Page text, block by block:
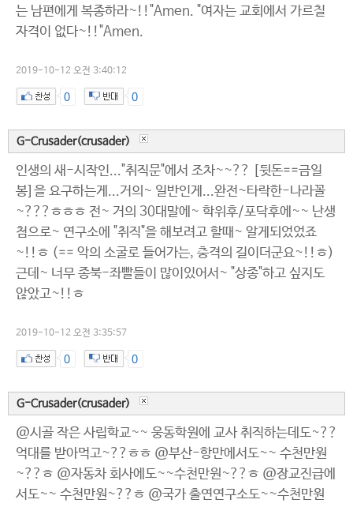
는 남편에게 복종하라~!!"Amen. "여자는 교회에서 가르칠
자격이 없다~!!"Amen.
2019-10-12 오전 3:40:12
0 0
G-Crusader(crusader)
인생의 새-시작인..."취직문"에서 조차~~?? [뒷돈==금일
봉]을 요구하는게...거의~ 일반인게...완전~타락한-나라꼴
~???ㅎㅎㅎ 전~ 거의 30대말에~ 학위후/포닥후에~~ 난생
첨으로~ 연구소에 "취직"을 해보려고 할때~ 알게되었었죠
~!!ㅎ (== 악의 소굴로 들어가는, 충격의 길이더군요~!!ㅎ)
근데~ 너무 종북-좌빨들이 많이있어서~ "상종"하고 싶지도
않았고~!!ㅎ
2019-10-12 오전 3:35:57
0 0
G-Crusader(crusader)
@시골 작은 사립학교~~ 웅동학원에 교사 취직하는데도~??
억대를 받아먹고~??ㅎㅎ @부산-항만에서도~~ 수천만원
~??ㅎ @자동차 회사에도~~수천만원~??ㅎ @장교진급에
서도~~ 수천만원~??ㅎ @국가 출연연구소도~~수천만원